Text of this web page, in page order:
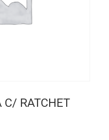
C/ RATCHET